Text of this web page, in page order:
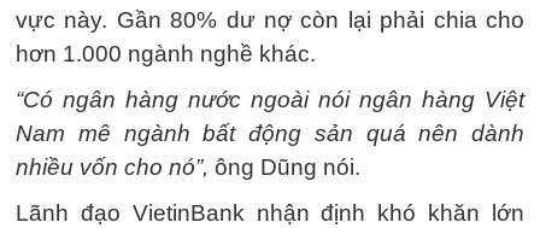
vực này. Gần 80% dư nợ còn lại phải chia cho
hơn 1.000 ngành nghề khác.
“Có ngân hàng nước ngoài nói ngân hàng Việt
Nam mê ngành bất động sản quá nên dành
nhiều vốn cho nó”, ông Dũng nói.
Lãnh đạo VietinBank nhận định khó khăn lớn